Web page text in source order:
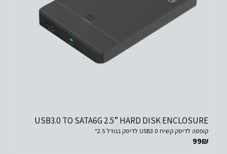
USB3.0 TO SATA6G 2.5” HARD DISK ENCLOSURE
קופסה לדיסק קשיח USB3.0 לדיסק בגודל 2.5"
99₪